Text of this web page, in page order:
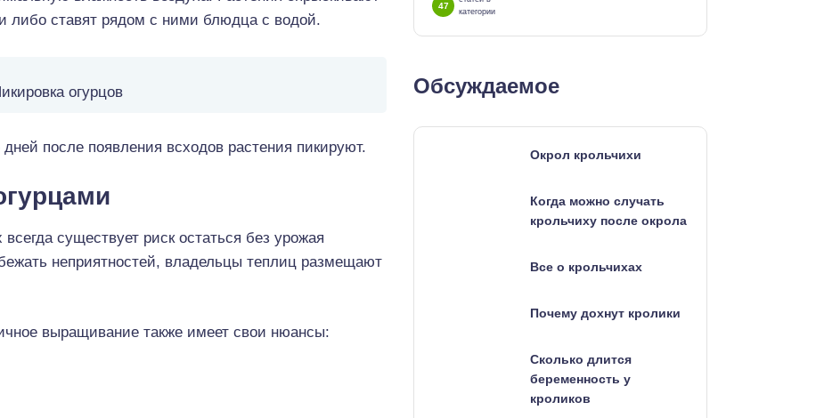
либо ставят рядом с ними блюдца с водой.
огурцов
после появления всходов растения пикируют.
существует риск остаться без урожая
неприятностей, владельцы теплиц размещают
выращивание также имеет свои нюансы:
47
категории
Обсуждаемое
Окрол крольчихи
Когда можно случать
крольчиху после окрола
Все о крольчихах
Почему дохнут кролики
Сколько длится
беременность у
кроликов